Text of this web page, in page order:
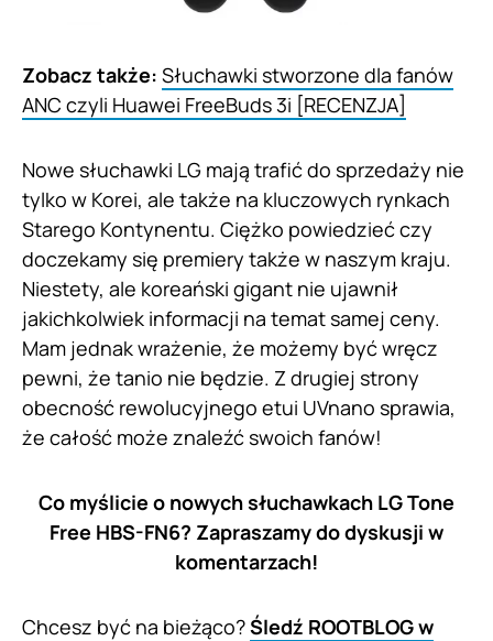
Zobacz także: Słuchawki stworzone dla fanów
ANC czyli Huawei FreeBuds 3i [RECENZJA]
Nowe słuchawki LG mają trafić do sprzedaży nie
tylko w Korei, ale także na kluczowych rynkach
Starego Kontynentu. Ciężko powiedzieć czy
doczekamy się premiery także w naszym kraju.
Niestety, ale koreański gigant nie ujawnił
jakichkolwiek informacji na temat samej ceny.
Mam jednak wrażenie, że możemy być wręcz
pewni, że tanio nie będzie. Z drugiej strony
obecność rewolucyjnego etui UVnano sprawia,
że całość może znaleźć swoich fanów!
Co myślicie o nowych słuchawkach LG Tone
Free HBS-FN6? Zapraszamy do dyskusji w
komentarzach!
Chcesz być na bieżąco?Śledź ROOTBLOG w